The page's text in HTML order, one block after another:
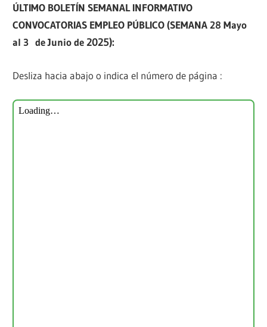
ÚLTIMO BOLETÍN SEMANAL INFORMATIVO
CONVOCATORIAS EMPLEO PÚBLICO (SEMANA 28 Mayo
al 3 de Junio de2025):
Desliza hacia abajo o indica el número de página :